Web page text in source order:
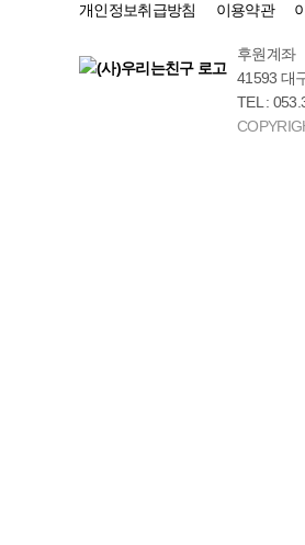
개인정보취급방침 이용약관
후원계좌
41593 대
TEL :